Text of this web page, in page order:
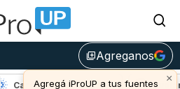
library_addAgreganos
×
Agregá iProUP a tus fuentes
Cardano (-0,16%)